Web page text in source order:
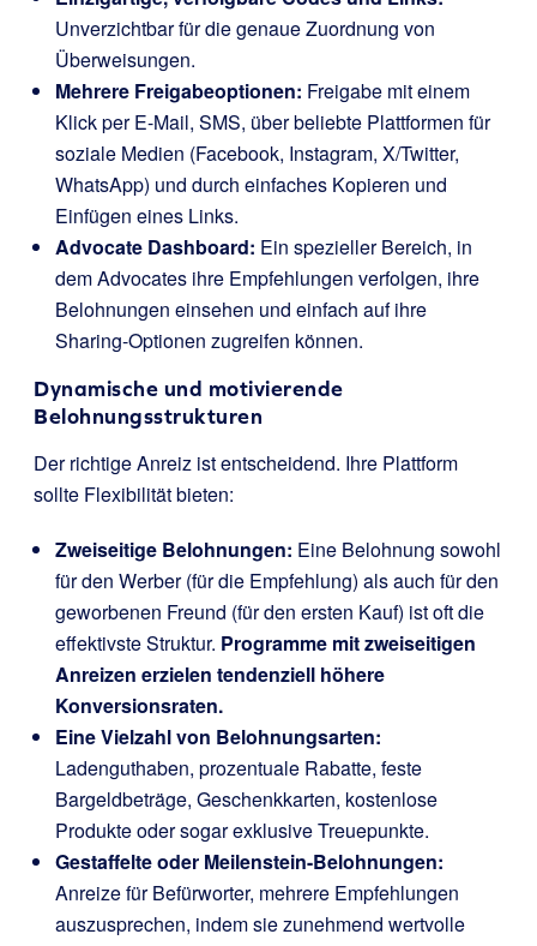
Unverzichtbar für die genaue Zuordnung von
Überweisungen.
Mehrere Freigabeoptionen: Freigabe mit einem
Klick per E-Mail, SMS, über beliebte Plattformen für
soziale Medien (Facebook, Instagram, X/Twitter,
WhatsApp) und durch einfaches Kopieren und
Einfügen eines Links.
Advocate Dashboard: Ein spezieller Bereich, in
dem Advocates ihre Empfehlungen verfolgen, ihre
Belohnungen einsehen und einfach auf ihre
Sharing-Optionen zugreifen können.
Dynamische und motivierende
Belohnungsstrukturen
Der richtige Anreiz ist entscheidend. Ihre Plattform
sollte Flexibilität bieten:
Zweiseitige Belohnungen: Eine Belohnung sowohl
für den Werber (für die Empfehlung) als auch für den
geworbenen Freund (für den ersten Kauf) ist oft die
effektivste Struktur. Programme mit zweiseitigen
Anreizen erzielen tendenziell höhere
Konversionsraten.
Eine Vielzahl von Belohnungsarten:
Ladenguthaben, prozentuale Rabatte, feste
Bargeldbeträge, Geschenkkarten, kostenlose
Produkte oder sogar exklusive Treuepunkte.
Gestaffelte oder Meilenstein-Belohnungen:
Anreize für Befürworter, mehrere Empfehlungen
auszusprechen, indem sie zunehmend wertvolle